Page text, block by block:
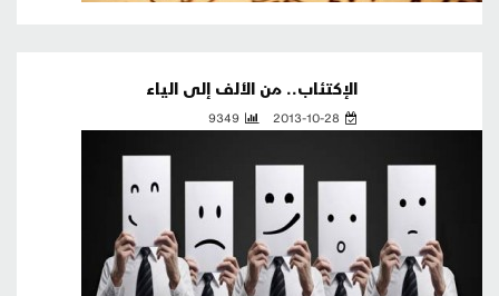
الإكتئاب.. من الألف إلى الياء
2013-10-28
9349